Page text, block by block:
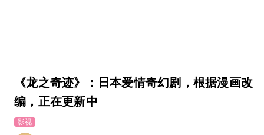
《龙之奇迹》：日本爱情奇幻剧，根据漫画改
编，正在更新中
影视